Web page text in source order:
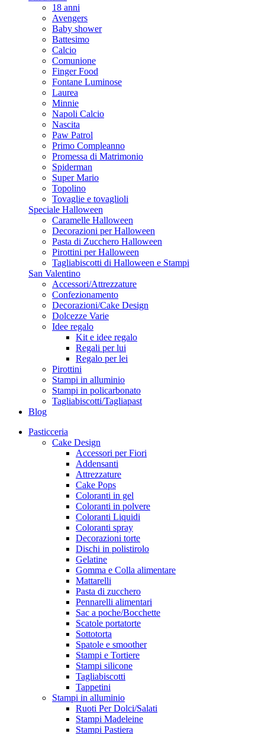
18 anni
Avengers
Baby shower
Battesimo
Calcio
Comunione
Finger Food
Fontane Luminose
Laurea
Minnie
Napoli Calcio
Nascita
Paw Patrol
Primo Compleanno
Promessa di Matrimonio
Spiderman
Super Mario
Topolino
Tovaglie e tovaglioli
Speciale Halloween
Caramelle Halloween
Decorazioni per Halloween
Pasta di Zucchero Halloween
Pirottini per Halloween
Tagliabiscotti di Halloween e Stampi
San Valentino
Accessori/Attrezzature
Confezionamento
Decorazioni/Cake Design
Dolcezze Varie
Idee regalo
Kit e idee regalo
Regali per lui
Regalo per lei
Pirottini
Stampi in alluminio
Stampi in policarbonato
Tagliabiscotti/Tagliapast
Blog
Pasticceria
Cake Design
Accessori per Fiori
Addensanti
Attrezzature
Cake Pops
Coloranti in gel
Coloranti in polvere
Coloranti Liquidi
Coloranti spray
Decorazioni torte
Dischi in polistirolo
Gelatine
Gomma e Colla alimentare
Mattarelli
Pasta di zucchero
Pennarelli alimentari
Sac a poche/Bocchette
Scatole portatorte
Sottotorta
Spatole e smoother
Stampi e Tortiere
Stampi silicone
Tagliabiscotti
Tappetini
Stampi in alluminio
Ruoti Per Dolci/Salati
Stampi Madeleine
Stampi Pastiera